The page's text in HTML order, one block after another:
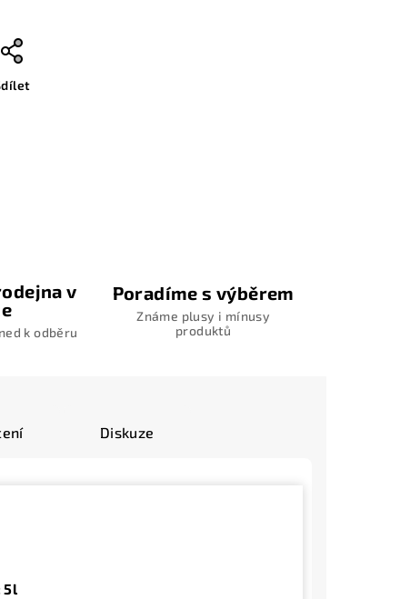
v
k odběru
Poradíme s výběrem
Známe plusy i mínusy
produktů
Diskuze
5l